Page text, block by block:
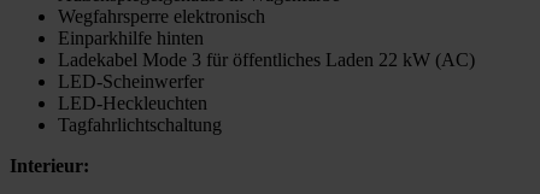
Wegfahrsperre elektronisch
Einparkhilfe hinten
Ladekabel Mode 3 für öffentliches Laden 22 kW (AC)
LED-Scheinwerfer
LED-Heckleuchten
Tagfahrlichtschaltung
Interieur: